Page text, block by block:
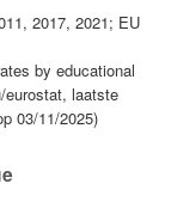
2017, 2021; EU
by educational
eurostat, laatste
03/11/2025)